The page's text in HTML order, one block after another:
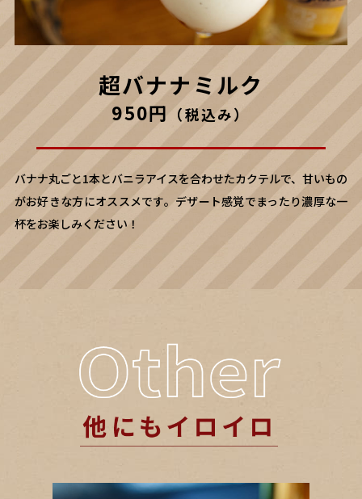
超バナナミルク
950円 （税込み）
バナナ丸ごと1本とバニラアイスを合わせたカクテルで、甘いもの
がお好きな方にオススメです。デザート感覚でまったり濃厚な一
杯をお楽しみください！